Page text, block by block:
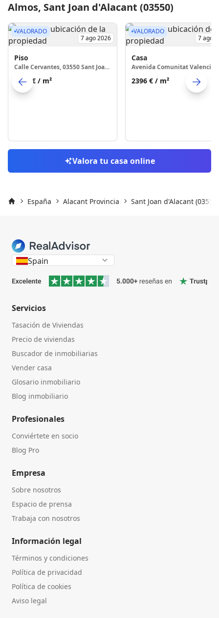
Almos, Sant Joan d'Alacant (03550)
VALORADO
7 ago 2026
Piso
Calle Cervantes, 03550 Sant Joan d'Alacant
2140 € / m²
VALORADO
7 ago
Casa
2396 € / m²
Valora tu casa online
España Alacant Provincia Sant Joan d'Alacant (03550)
Spain
Servicios
Tasación de Viviendas
Precio de viviendas
Buscador de inmobiliarias
Vender casa
Glosario inmobiliario
Blog inmobiliario
Profesionales
Conviértete en socio
Blog Pro
Empresa
Sobre nosotros
Espacio de prensa
Trabaja con nosotros
Información legal
Términos y condiciones
Política de privacidad
Política de cookies
Aviso legal